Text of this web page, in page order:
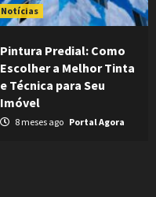
Notícias
Pintura Predial: Como
Escolher a Melhor Tinta
e Técnica para Seu
Imóvel
8 meses ago Portal Agora